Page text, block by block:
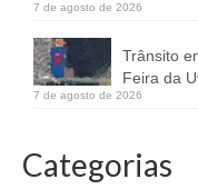
7 de agosto de 2026
Trânsito
Feira da
7 de agosto de 2026
Categorias